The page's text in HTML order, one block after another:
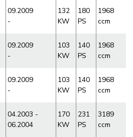
09.2009
-
132
KW
180
PS
1968
ccm
09.2009
-
103
KW
140
PS
1968
ccm
09.2009
-
103
KW
140
PS
1968
ccm
04.2003 -
06.2004
170
KW
231
PS
3189
ccm